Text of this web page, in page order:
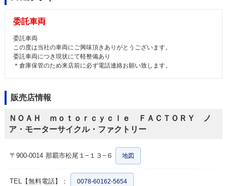
委託車両
委託車両
この度は当社の車両にご興味頂きありがとうございます。
委託車両につき現状にて軽整備あり
＊倉庫保管のため来店前に必ず電話連絡お願い致します。
販売店情報
ＮＯＡＨ ｍｏｔｏｒｃｙｃｌｅ ＦＡＣＴＯＲＹ ノ
ア・モーターサイクル・ファクトリー
〒900-0014 那覇市松尾１−１３−６ 地図
TEL【無料電話】： 0078-60162-5654